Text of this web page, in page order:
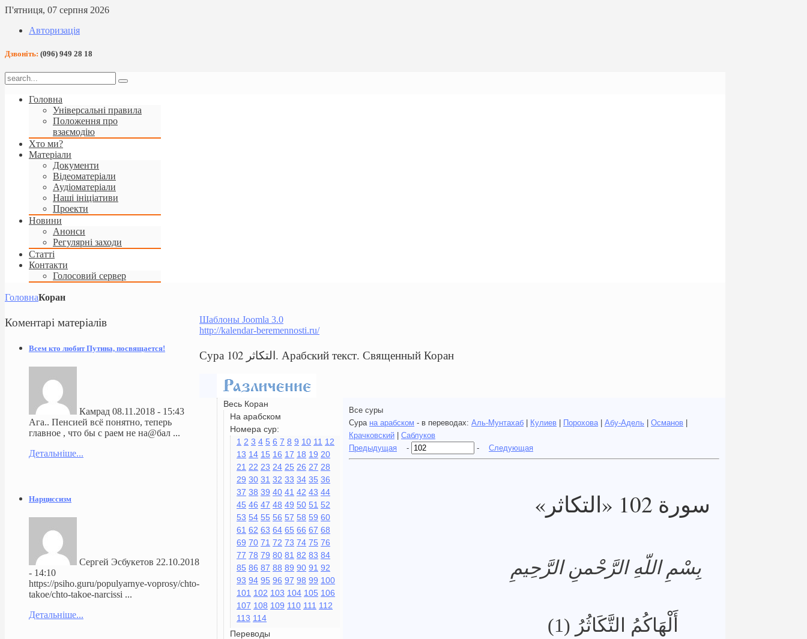
П'ятниця, 07 серпня 2026
Авторизація
Дзвоніть: (096) 949 28 18
Головна
Універсальні правила
Положення про
взаємодію
Хто ми?
Матеріали
Документи
Відеоматеріали
Аудіоматеріали
Наші ініціативи
Проекти
Новини
Анонси
Регулярні заходи
Статті
Контакти
Голосовий сервер
ГоловнаКоран
Шаблоны Joomla 3.0
http://kalendar-beremennosti.ru/
Сура 102 التكاثر. Арабский текст. Священный Коран
Весь Коран
На арабском
Номера сур:
1 2 3 4 5 6 7 8 9 10 11 12
13 14 15 16 17 18 19 20
21 22 23 24 25 26 27 28
29 30 31 32 33 34 35 36
37 38 39 40 41 42 43 44
45 46 47 48 49 50 51 52
53 54 55 56 57 58 59 60
61 62 63 64 65 66 67 68
69 70 71 72 73 74 75 76
77 78 79 80 81 82 83 84
85 86 87 88 89 90 91 92
93 94 95 96 97 98 99 100
101 102 103 104 105 106
107 108 109 110 111 112
113 114
Переводы
Все суры
Сура на арабском - в переводах: Аль-Мунтахаб | Кулиев | Порохова | Абу-Адель | Османов |
Крачковский | Саблуков
Предыдущая - - Следующая
سورة 102 «التكاثر»
بِسْمِ اللّهِ الرَّحْمنِ الرَّحِيمِ
أَلْهَاكُمُ التَّكَاثُرُ (1)
Коментарі матеріалів
Всем кто любит Путина, посвящается!
Камрад 08.11.2018 - 15:43
Ага.. Пенсией всё понятно, теперь
главное , что бы с раем не на@бал ...
Детальніше...
Нарциссизм
Сергей Эсбукетов 22.10.2018
- 14:10
https://psiho.guru/populyarnye-voprosy/chto-
takoe/chto-takoe-narcissi ...
Детальніше...